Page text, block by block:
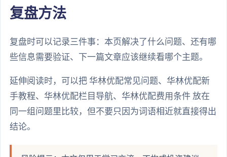
复盘方法
复盘时可以记录三件事：本页解决了什么问题、还有哪
些信息需要验证、下一篇文章应该继续看哪个主题。
延伸阅读时，可以把 华林优配常见问题、华林优配新
手教程、华林优配栏目导航、华林优配费用条件 放在
同一组问题里比较，但不要只因为词语相近就直接得出
结论。